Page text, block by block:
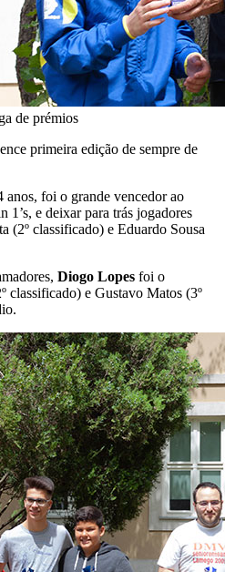
de prémios
primeira edição de sempre de
anos, foi o grande vencedor ao
1’s, e deixar para trás jogadores
(2º classificado) e Eduardo Sousa
Diogo Lopes foi o
classificado) e Gustavo Matos (3º